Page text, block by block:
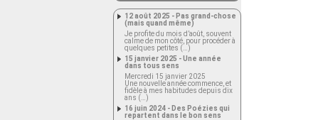
12 août 2025 - Pas grand-chose
(mais quand même)
Je profite du mois d’août, souvent
calme de mon côté, pour procéder à
quelques petites (…)
15 janvier 2025 - Une année
dans tous sens
Mercredi 15 janvier 2025
Une nouvelle année commence, et
fidèle à mes habitudes depuis dix
ans (…)
16 juin 2024 - Des Poézies qui
repartent dans le bon sens